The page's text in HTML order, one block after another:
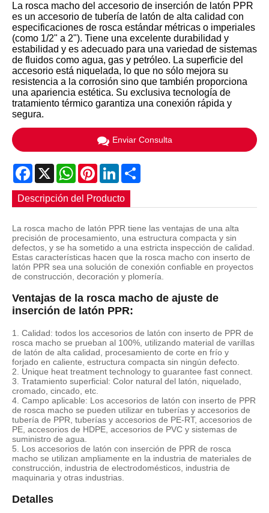
La rosca macho del accesorio de inserción de latón PPR
es un accesorio de tubería de latón de alta calidad con
especificaciones de rosca estándar métricas o imperiales
(como 1/2" a 2"). Tiene una excelente durabilidad y
estabilidad y es adecuado para una variedad de sistemas
de fluidos como agua, gas y petróleo. La superficie del
accesorio está niquelada, lo que no sólo mejora su
resistencia a la corrosión sino que también proporciona
una apariencia estética. Su exclusiva tecnología de
tratamiento térmico garantiza una conexión rápida y
segura.
Enviar Consulta
Facebook
X WhatsApp
PinterestLinkedIn
Descripción del Producto
La rosca macho de latón PPR tiene las ventajas de una alta
precisión de procesamiento, una estructura compacta y sin
defectos, y se ha sometido a una estricta inspección de calidad.
Estas características hacen que la rosca macho con inserto de
latón PPR sea una solución de conexión confiable en proyectos
de construcción, decoración y plomería.
Ventajas de la rosca macho de ajuste de
inserción de latón PPR:
1. Calidad: todos los accesorios de latón con inserto de PPR de
rosca macho se prueban al 100%, utilizando material de varillas
de latón de alta calidad, procesamiento de corte en frío y
forjado en caliente, estructura compacta sin ningún defecto.
2. Unique heat treatment technology to guarantee fast connect.
3. Tratamiento superficial: Color natural del latón, niquelado,
cromado, cincado, etc.
4. Campo aplicable: Los accesorios de latón con inserto de PPR
de rosca macho se pueden utilizar en tuberías y accesorios de
tubería de PPR, tuberías y accesorios de PE-RT, accesorios de
PE, accesorios de HDPE, accesorios de PVC y sistemas de
suministro de agua.
5. Los accesorios de latón con inserción de PPR de rosca
macho se utilizan ampliamente en la industria de materiales de
construcción, industria de electrodomésticos, industria de
maquinaria y otras industrias.
Detalles